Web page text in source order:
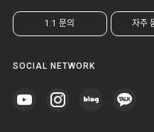
1:1 문의 자주
SOCIAL NETWORK